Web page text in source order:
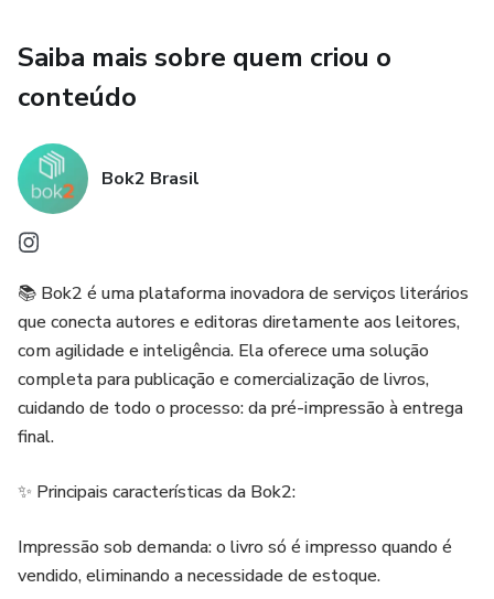
Saiba mais sobre quem criou o
conteúdo
Bok2 Brasil
📚 Bok2 é uma plataforma inovadora de serviços literários
que conecta autores e editoras diretamente aos leitores,
com agilidade e inteligência. Ela oferece uma solução
completa para publicação e comercialização de livros,
cuidando de todo o processo: da pré-impressão à entrega
final.
✨ Principais características da Bok2:
Impressão sob demanda: o livro só é impresso quando é
vendido, eliminando a necessidade de estoque.